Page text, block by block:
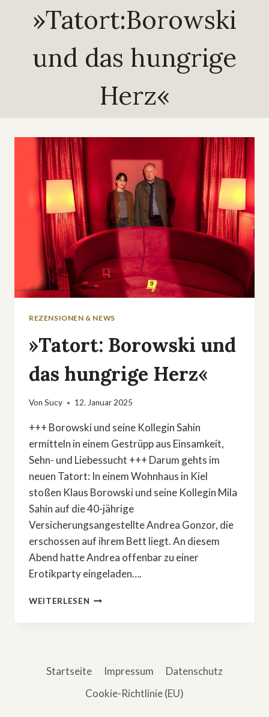
»Tatort:Borowski
und das hungrige
Herz«
REZENSIONEN & NEWS
»Tatort: Borowski und
das hungrige Herz«
Von Sucy 12. Januar 2025
+++ Borowski und seine Kollegin Sahin
ermitteln in einem Gestrüpp aus Einsamkeit,
Sehn- und Liebessucht +++ Darum gehts im
neuen Tatort: In einem Wohnhaus in Kiel
stoßen Klaus Borowski und seine Kollegin Mila
Sahin auf die 40-jährige
Versicherungsangestellte Andrea Gonzor, die
erschossen auf ihrem Bett liegt. An diesem
Abend hatte Andrea offenbar zu einer
Erotikparty eingeladen….
WEITERLESEN »TATORT:
UND
Startseite Impressum
Datenschutz
Cookie-Richtlinie (EU)